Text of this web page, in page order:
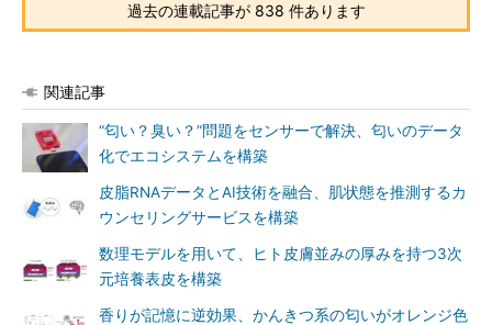
過去の連載記事が 838 件あります
関連記事
“匂い？臭い？”問題をセンサーで解決、匂いのデータ
化でエコシステムを構築
皮脂RNAデータとAI技術を融合、肌状態を推測するカ
ウンセリングサービスを構築
数理モデルを用いて、ヒト皮膚並みの厚みを持つ3次
元培養表皮を構築
香りが記憶に逆効果、かんきつ系の匂いがオレンジ色